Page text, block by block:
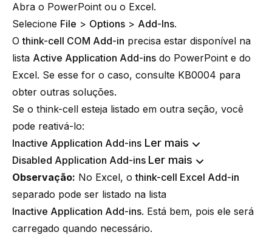
Abra o PowerPoint ou o Excel.
Selecione File > Options > Add-Ins.
Othink-cell COM Add-in precisa estar disponível na
lista Active Application Add-ins do PowerPoint e do
Excel. Se esse for o caso, consulte KB0004 para
obter outras soluções.
Se o think-cell esteja listado em outra seção, você
pode reativá-lo:
Inactive Application Add-ins Ler mais
Disabled Application Add-ins Ler mais
Observação: No Excel, othink-cell Excel Add-in
separado pode ser listado na lista
Inactive Application Add-ins. Está bem, pois ele será
carregado quando necessário.